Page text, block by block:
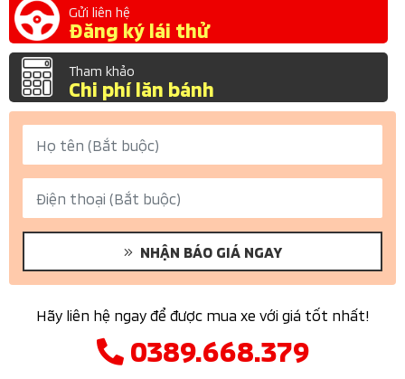
Gửi liên hệ
Đăng ký lái thử
Tham khảo
Chi phí lăn bánh
NHẬN BÁO GIÁ NGAY
Hãy liên hệ ngay để được mua xe với giá tốt nhất!
0389.668.379